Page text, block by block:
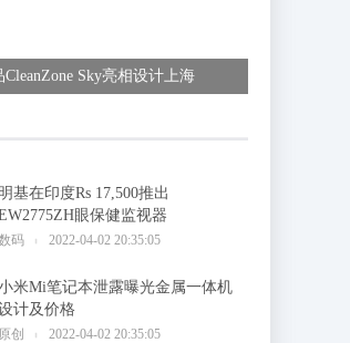
Sky亮相设计上海
明基在印度Rs 17,500推出
眼保健监视器
码 2022-04-02 20:35:05
米Mi笔记本泄露曝光金属一体机
计及价格
原创 2022-04-02 20:35:05